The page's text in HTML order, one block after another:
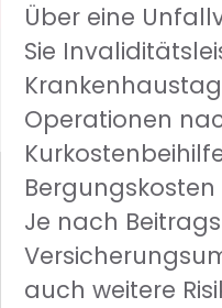
Über eine
Sie
Operationen
Je nach
auch weitere